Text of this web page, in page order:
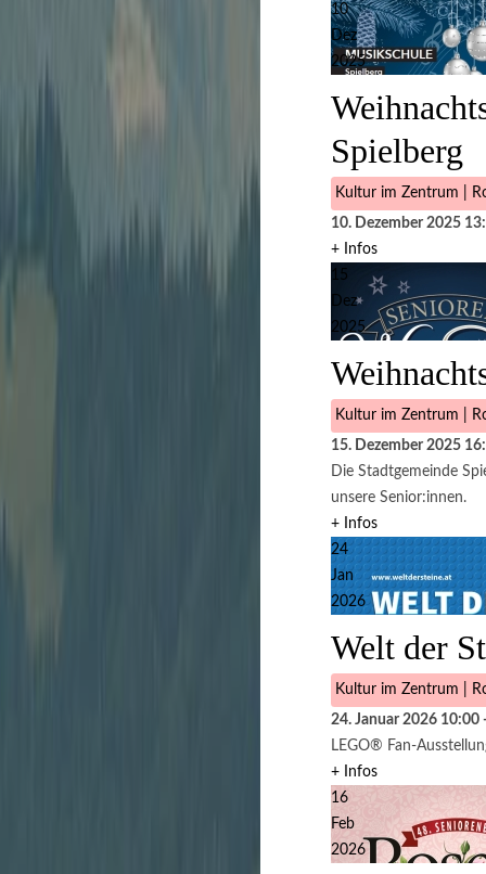
10
Dez
2025
Spielberg
Kultur im Zentrum |
10. Dezember 2025
+ Infos
15
Dez
2025
Kultur im Zentrum |
15. Dezember 2025
Die Stadtgemeinde
unsere Senior:innen.
+ Infos
24
Jan
2026
Welt der
Kultur im Zentrum |
24. Januar 2026 10:00
LEGO® Fan-
+ Infos
16
Feb
2026